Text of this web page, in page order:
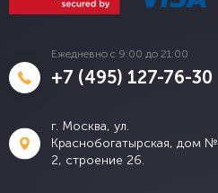
Ежедневно с 9:00 до 21:00
+7 (495) 127-76-30
г. Москва, ул.
Краснобогатырская, дом №
2, строение 26.